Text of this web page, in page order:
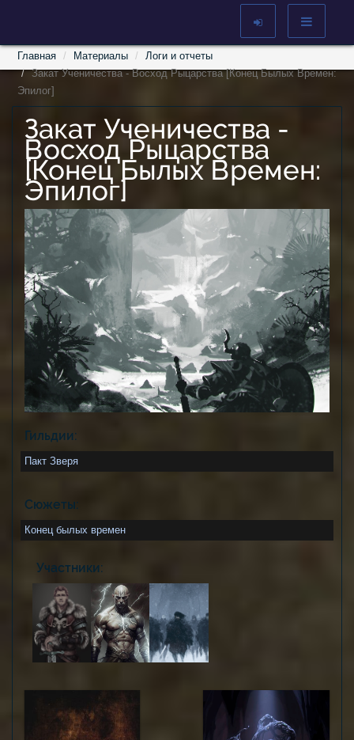
Главная Материалы
Логи и отчеты
Закат Ученичества - Восход Рыцарства [Конец Былых Времен:
Эпилог]
Закат Ученичества -
Восход Рыцарства
[Конец Былых Времен:
Эпилог]
Гильдии:
Пакт Зверя
Сюжеты:
Конец былых времен
Участники: